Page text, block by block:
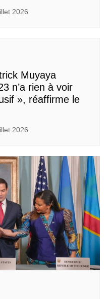
2026
Muyaya
n’a rien à voir
», réaffirme le
2026